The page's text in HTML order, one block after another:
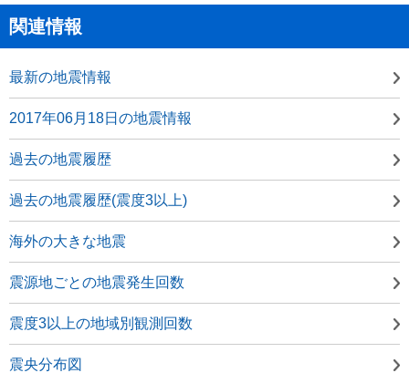
関連情報
最新の地震情報
2017年06月18日の地震情報
過去の地震履歴
過去の地震履歴(震度3以上)
海外の大きな地震
震源地ごとの地震発生回数
震度3以上の地域別観測回数
震央分布図